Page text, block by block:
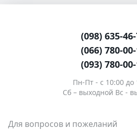
(098) 635-
(066) 780-
(093) 780-
Пн-Пт - c 10:00 до
Сб – выходной Вс -
Для вопросов и пожеланий